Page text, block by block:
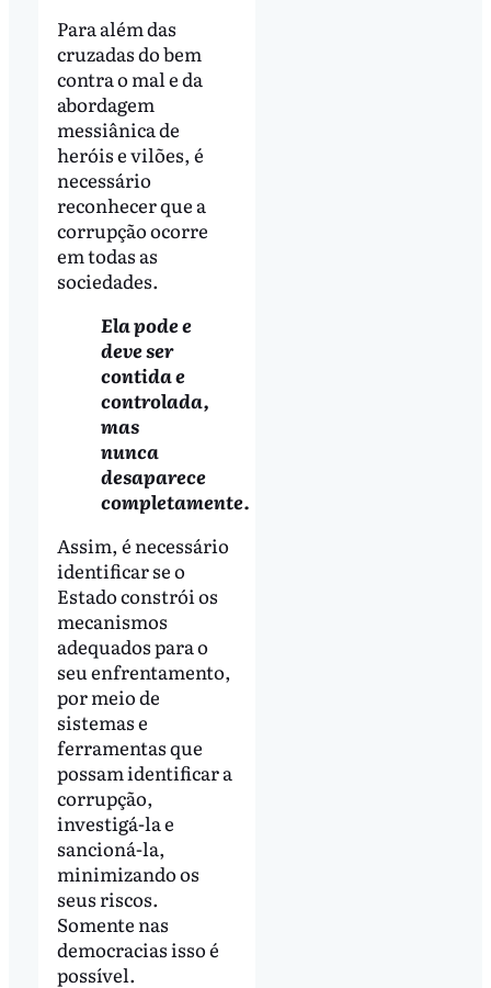
Para além das
cruzadas do bem
contra o mal e da
abordagem
messiânica de
heróis e vilões, é
necessário
reconhecer que a
corrupção ocorre
em todas as
sociedades.
Ela pode e
deve ser
contida e
controlada,
mas
nunca
desaparece
completamente.
Assim, é necessário
identificar se o
Estado constrói os
mecanismos
adequados para o
seu enfrentamento,
por meio de
sistemas e
ferramentas que
possam identificar a
corrupção,
investigá-la e
sancioná-la,
minimizando os
seus riscos.
Somente nas
democracias isso é
possível.